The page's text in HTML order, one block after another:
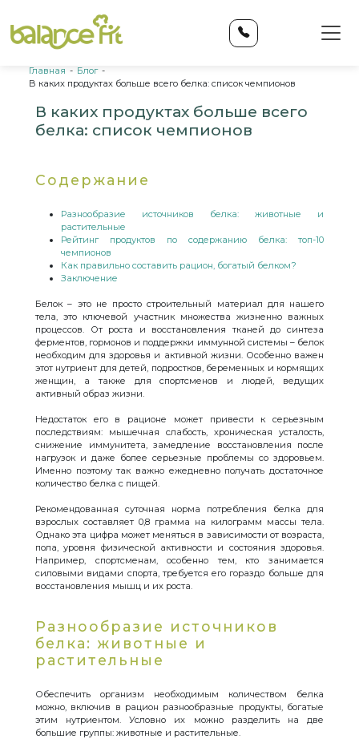
Главная - Блог -
В каких продуктах больше всего белка: список чемпионов
В каких продуктах больше всего
белка: список чемпионов
Содержание
Разнообразие источников белка: животные и
растительные
Рейтинг продуктов по содержанию белка: топ-10
чемпионов
Как правильно составить рацион, богатый белком?
Заключение
Белок – это не просто строительный материал для нашего
тела, это ключевой участник множества жизненно важных
процессов. От роста и восстановления тканей до синтеза
ферментов, гормонов и поддержки иммунной системы – белок
необходим для здоровья и активной жизни. Особенно важен
этот нутриент для детей, подростков, беременных и кормящих
женщин, а также для спортсменов и людей, ведущих
активный образ жизни.
Недостаток его в рационе может привести к серьезным
последствиям: мышечная слабость, хроническая усталость,
снижение иммунитета, замедление восстановления после
нагрузок и даже более серьезные проблемы со здоровьем.
Именно поэтому так важно ежедневно получать достаточное
количество белка с пищей.
Рекомендованная суточная норма потребления белка для
взрослых составляет 0,8 грамма на килограмм массы тела.
Однако эта цифра может меняться в зависимости от возраста,
пола, уровня физической активности и состояния здоровья.
Например, спортсменам, особенно тем, кто занимается
силовыми видами спорта, требуется его гораздо больше для
восстановления мышц и их роста.
Разнообразие источников
белка: животные и
растительные
Обеспечить организм необходимым количеством белка
можно, включив в рацион разнообразные продукты, богатые
этим нутриентом. Условно их можно разделить на две
большие группы: животные и растительные.